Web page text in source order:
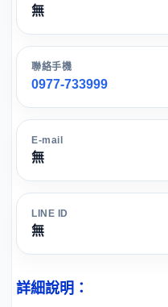
無
聯絡手機
0977-733999
E-mail
無
LINE ID
無
詳細說明：